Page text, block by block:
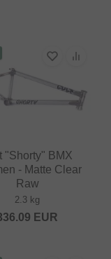
"Shorty" BMX
- Matte Clear
Raw
2.3 kg
EUR